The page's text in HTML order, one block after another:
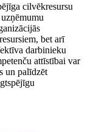
cilvēkresursu
bet arī
darbinieku
attīstībai var
un palīdzēt